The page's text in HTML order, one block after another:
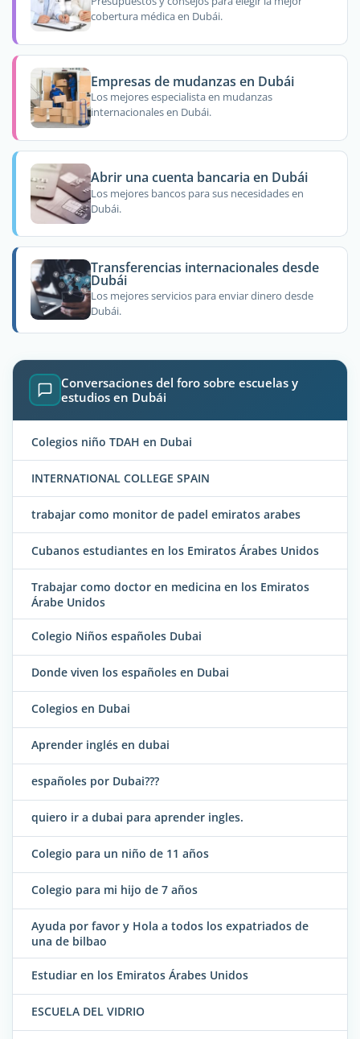
cobertura médica en Dubái.
Empresas de mudanzas en Dubái
Los mejores especialista en mudanzas
internacionales en Dubái.
Abrir una cuenta bancaria en Dubái
Los mejores bancos para sus necesidades en
Dubái.
Transferencias internacionales desde
Dubái
Los mejores servicios para enviar dinero desde
Dubái.
Conversaciones del foro sobre escuelas y
estudios en Dubái
Colegios niño TDAH en Dubai
INTERNATIONAL COLLEGE SPAIN
trabajar como monitor de padel emiratos arabes
Cubanos estudiantes en los Emiratos Árabes Unidos
Trabajar como doctor en medicina en los Emiratos
Árabe Unidos
Colegio Niños españoles Dubai
Donde viven los españoles en Dubai
Colegios en Dubai
Aprender inglés en dubai
españoles por Dubai???
quiero ir a dubai para aprender ingles.
Colegio para un niño de 11 años
Colegio para mi hijo de 7 años
Ayuda por favor y Hola a todos los expatriados de
una de bilbao
Estudiar en los Emiratos Árabes Unidos
ESCUELA DEL VIDRIO